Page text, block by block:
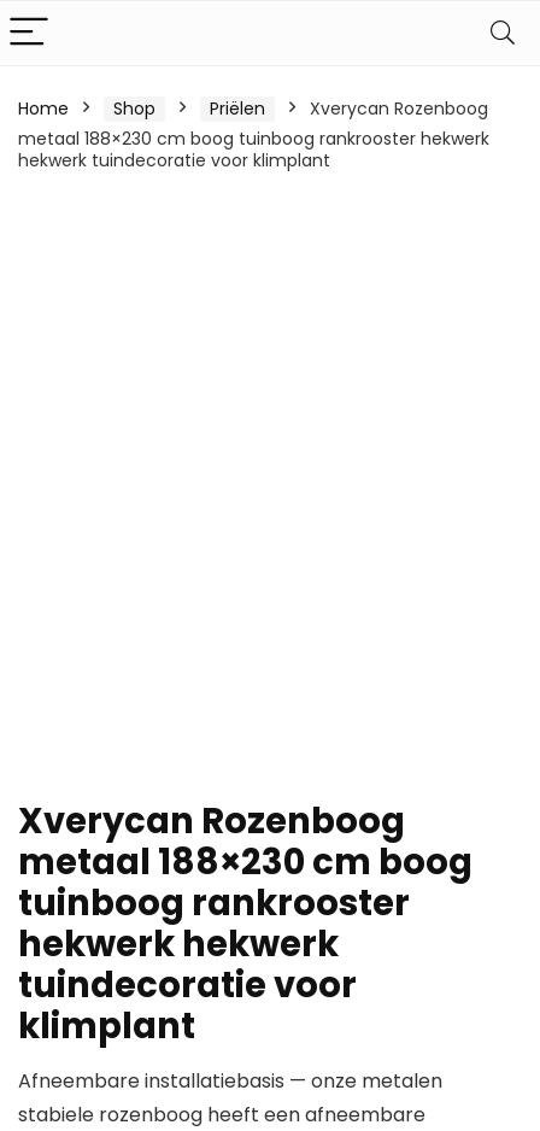
Home Shop Priëlen
Xverycan Rozenboog
metaal 188×230 cm boog tuinboog rankrooster hekwerk
hekwerk tuindecoratie voor klimplant
Xverycan Rozenboog
metaal 188×230 cm boog
tuinboog rankrooster
hekwerk hekwerk
tuindecoratie voor
klimplant
Afneembare installatiebasis — onze metalen
stabiele rozenboog heeft een afneembare